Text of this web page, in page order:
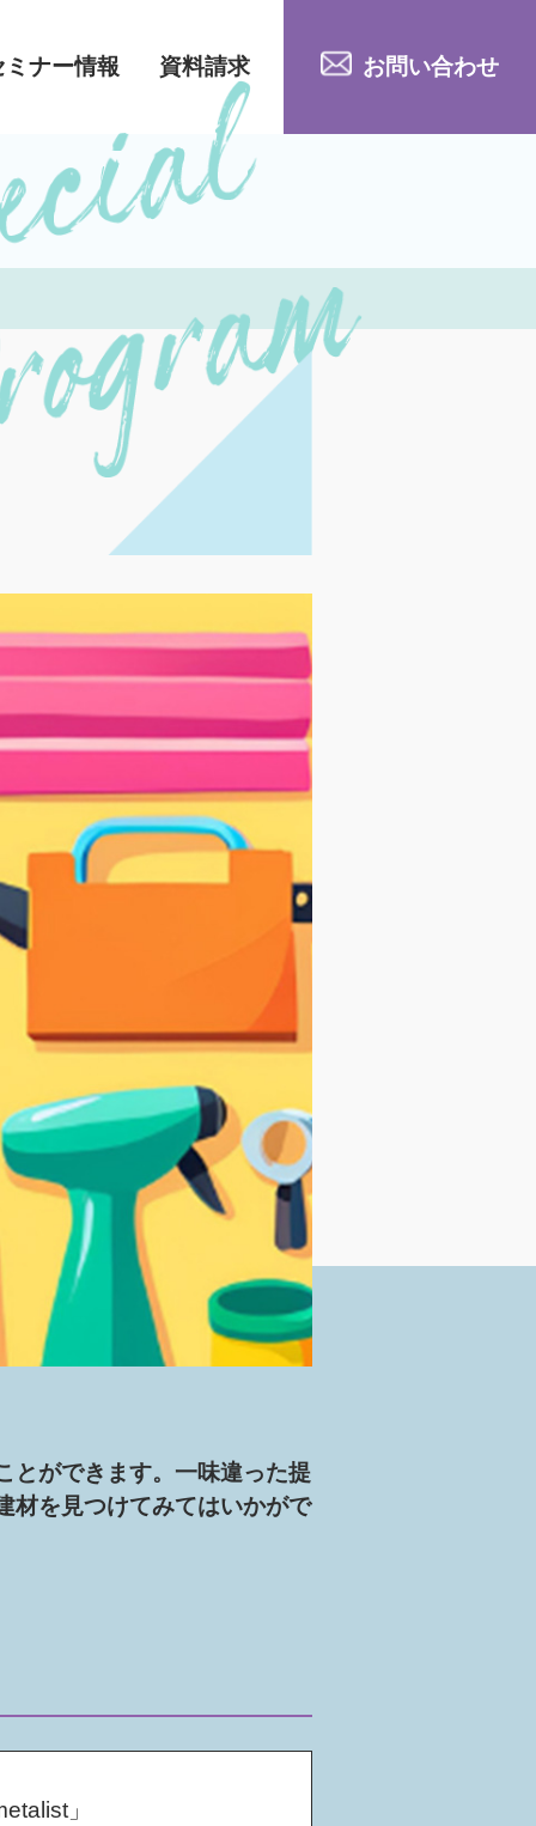
ミナー情報 資料請求 お問い合わせ
とができます。一味違った提
材を見つけてみてはいかがで
」